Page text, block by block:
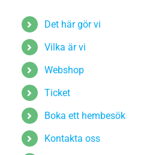
Det här gör vi
Vilka är vi
Webshop
Ticket
Boka ett hembesök
Kontakta oss